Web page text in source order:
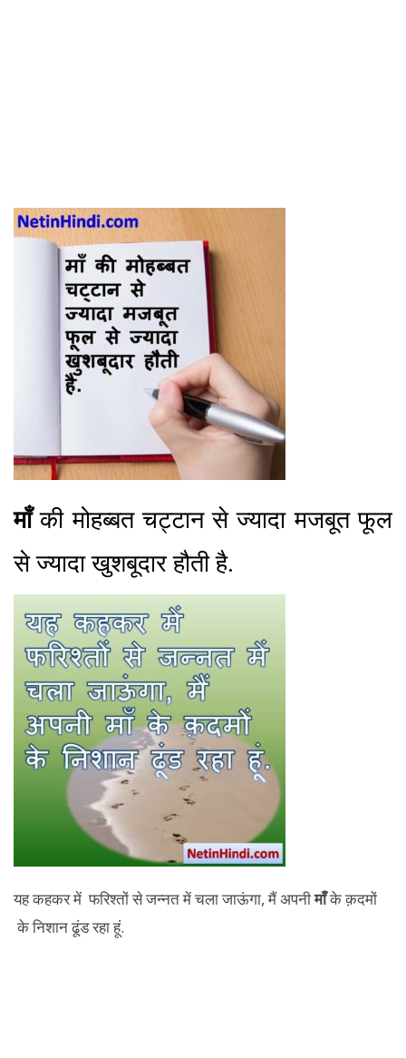
माँकी मोहब्बत चट्टान से ज्यादा मजबूत फूल
से ज्यादा खुशबूदार हौती है.
यह कहकर में फरिश्तों से जन्नत में चला जाऊंगा, मैं अपनीमाँके क़दमों
के निशान ढूंड रहा हूं.